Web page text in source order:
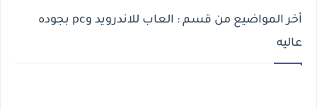
أخر المواضيع من قسم : العاب للاندرويد وpc بجوده
عاليه